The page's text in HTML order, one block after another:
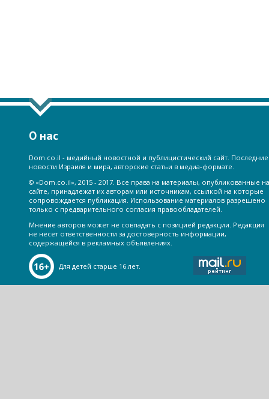
О нас
Dom.co.il - медийный новостной и публицистический сайт. Последние
новости Израиля и мира, авторские статьи в медиа-формате.
© «Dom.co.il», 2015 - 2017. Все права на материалы, опубликованные на
сайте, принадлежат их авторам или источникам, ссылкой на которые
сопровождается публикация. Использование материалов разрешено
только с предварительного согласия правообладателей.
Мнение авторов может не совпадать с позицией редакции. Редакция
не несет ответственности за достоверность информации,
содержащейся в рекламных объявлениях.
Для детей старше 16 лет.